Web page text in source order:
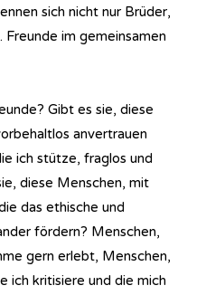
sich nicht nur Brüder,
im gemeinsamen
Gibt es sie, diese
anvertrauen
ich stütze, fraglos und
diese Menschen, mit
das ethische und
fördern? Menschen,
gern erlebt, Menschen,
ich kritisiere und die mich